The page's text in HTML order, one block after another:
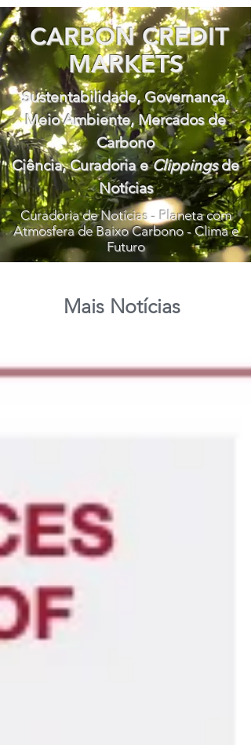
CARBON CREDIT
MARKETS
Sustentabilidade, Governança,
Meio Ambiente, Mercados de
Carbono
Ciência, Curadoria eClippingsde
Notícias
Curadoria de Notícias - Planeta com
Atmosfera de Baixo Carbono - Clima e
Futuro
Mais Notícias